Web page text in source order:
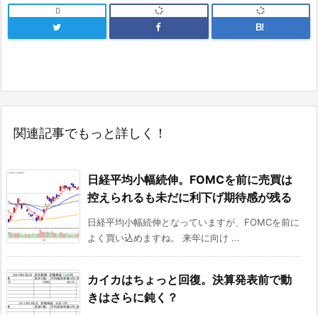

B!
関連記事でもっと詳しく！
日経平均小幅続伸。FOMCを前に売買は
控えられるも未だに利下げ期待感が残る
日経平均小幅続伸となっていますが、FOMCを前に
よく買い込めますね。 来年に向け ...
カイカはちょっと回復。決算発表前で動
きはさらに鈍く？